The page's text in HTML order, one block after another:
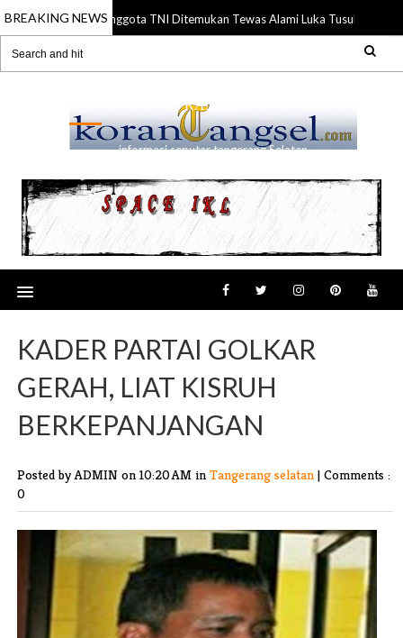
BREAKING NEWS
21 Jul 2026 Anggota TNI Ditemukan Tewas Alami Luka Tusuk di
RANSEL
informasi seputar tangerang Selatan
KADER PARTAI GOLKAR
GERAH, LIAT KISRUH
BERKEPANJANGAN
Posted by ADMIN on 10:20 AM in Tangerang selatan | Comments :
0